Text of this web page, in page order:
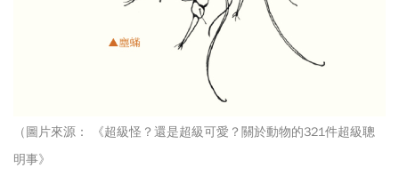
（圖片來源： 《超級怪？還是超級可愛？關於動物的321件超級聰
明事》